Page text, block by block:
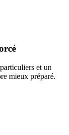
et un
mieux préparé.